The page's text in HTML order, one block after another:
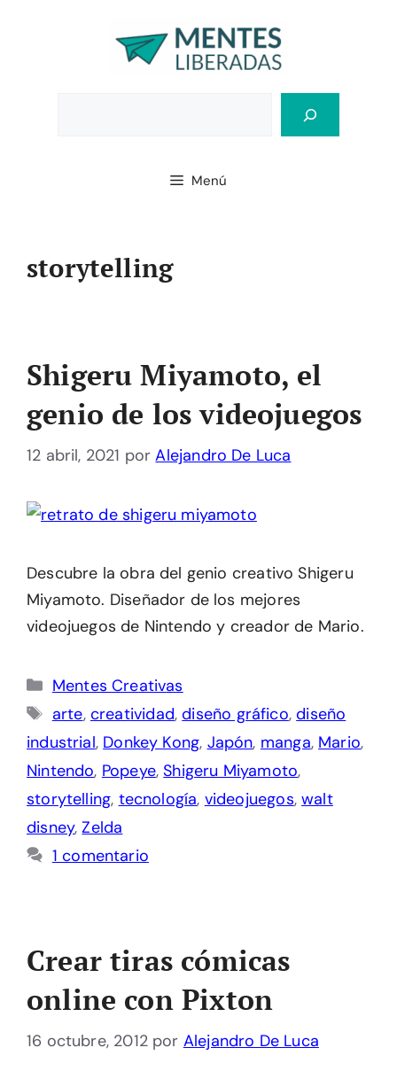
Menú
storytelling
Shigeru Miyamoto, el
genio de los videojuegos
12 abril, 2021 porAlejandro De Luca
Descubre la obra del genio creativo Shigeru
Miyamoto. Diseñador de los mejores
videojuegos de Nintendo y creador de Mario.
Categorías
Mentes Creativas
Etiquetas
arte, creatividad,diseño gráfico,diseño
industrial, Donkey Kong, Japón, manga, Mario,
Nintendo, Popeye,Shigeru Miyamoto,
storytelling, tecnología, videojuegos,walt
disney,Zelda
1 comentario
Crear tiras cómicas
online con Pixton
16 octubre, 2012 por Alejandro De Luca